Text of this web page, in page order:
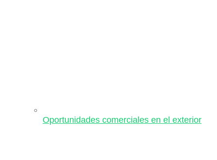
Oportunidades comerciales en el exterior